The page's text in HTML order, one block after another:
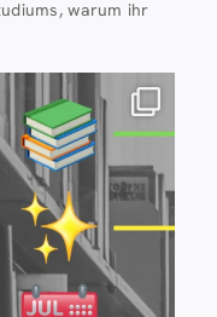
warum ihr